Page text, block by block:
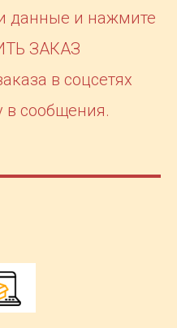
данные и нажмите
ЗАКАЗ
в соцсетях
в сообщения.